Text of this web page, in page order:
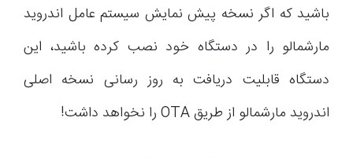
باشید که اگر نسخه پیش نمایش سیستم عامل اندروید
مارشمالو را در دستگاه خود نصب کرده باشید، این
دستگاه قابلیت دریافت به روز رسانی نسخه اصلی
اندروید مارشمالو از طریق OTA را نخواهد داشت!